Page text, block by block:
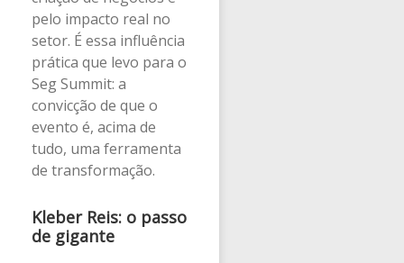
pelo impacto real no
setor. É essa influência
prática que levo para o
Seg Summit: a
convicção de que o
evento é, acima de
tudo, uma ferramenta
de transformação.
Kleber Reis: o passo
de gigante